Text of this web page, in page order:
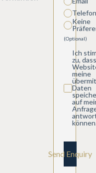
Telefon
Keine
(Optional)
Ich
zu,
meine
Daten
auf
Send Enquiry